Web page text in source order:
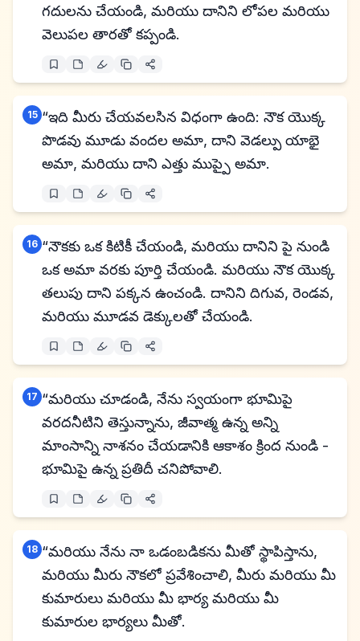
గదులను చేయండి, మరియు దానిని లోపల మరియు
వెలుపల తారతో కప్పండి.
15 “ఇది మీరు చేయవలసిన విధంగా ఉంది: నౌక యొక్క
పొడవు మూడు వందల అమా, దాని వెడల్పు యాభై
అమా, మరియు దాని ఎత్తు ముప్పై అమా.
16 “నౌకకు ఒక కిటికీ చేయండి, మరియు దానిని పై నుండి
ఒక అమా వరకు పూర్తి చేయండి. మరియు నౌక యొక్క
తలుపు దాని పక్కన ఉంచండి. దానిని దిగువ, రెండవ,
మరియు మూడవ డెక్కులతో చేయండి.
17 “మరియు చూడండి, నేను స్వయంగా భూమిపై
వరదనీటిని తెస్తున్నాను, జీవాత్మ ఉన్న అన్ని
మాంసాన్ని నాశనం చేయడానికి ఆకాశం క్రింద నుండి -
భూమిపై ఉన్న ప్రతిదీ చనిపోవాలి.
18 “మరియు నేను నా ఒడంబడికను మీతో స్థాపిస్తాను,
మరియు మీరు నౌకలో ప్రవేశించాలి, మీరు మరియు మీ
కుమారులు మరియు మీ భార్య మరియు మీ
కుమారుల భార్యలు మీతో.